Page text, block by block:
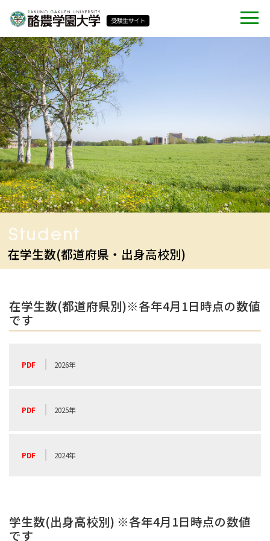
Student
在学生数(都道府県・出身高校別)
在学生数(都道府県別)※各年4月1日時点の数値
です
2026年
2025年
2024年
学生数(出身高校別) ※各年4月1日時点の数値
です